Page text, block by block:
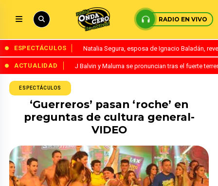
RADIO EN VIVO
ESPECTÁCULOS Natalia Segura, esposa de Ignacio Baladán,
ACTUALIDAD J Balvin y Maluma se pronuncian tras el fuerte
ESPECTÁCULOS
‘Guerreros’ pasan ‘roche’ en
preguntas de cultura general-
VIDEO